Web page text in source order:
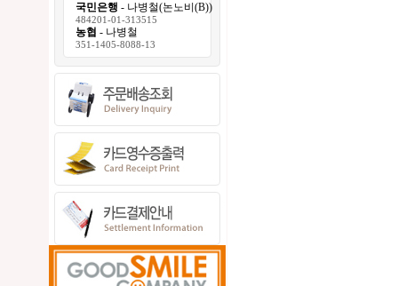
국민은행 - 나병철(논노비(B))
484201-01-313515
농협 - 나병철
351-1405-8088-13